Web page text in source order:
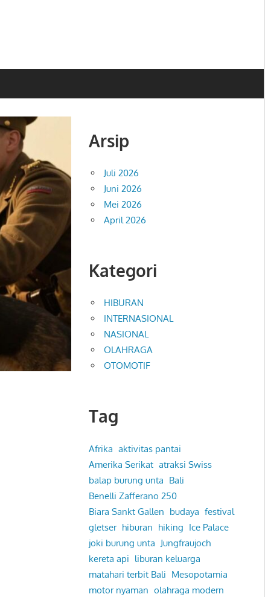
Arsip
Juli 2026
Juni 2026
Mei 2026
April 2026
Kategori
HIBURAN
INTERNASIONAL
NASIONAL
OLAHRAGA
OTOMOTIF
Tag
Afrika aktivitas pantai
Amerika Serikat atraksi Swiss
balap burung unta Bali
Benelli Zafferano 250
Biara Sankt Gallen budaya festival
gletser hiburan hiking Ice Palace
joki burung unta Jungfraujoch
kereta api liburan keluarga
matahari terbit Bali Mesopotamia
motor nyaman olahraga modern